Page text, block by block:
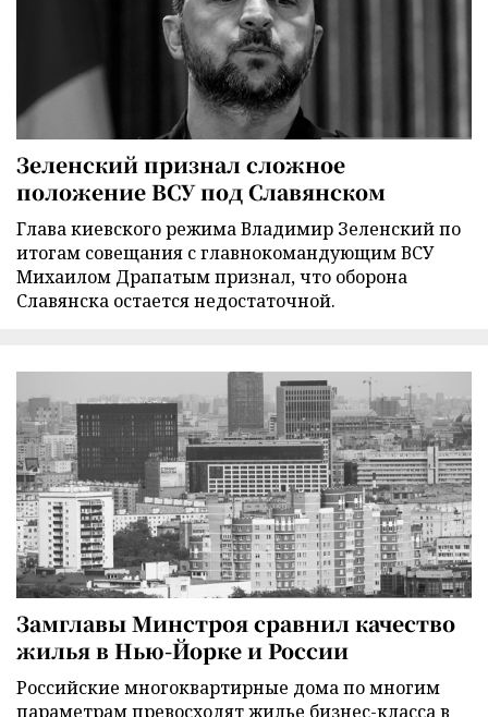
Зеленский признал сложное
положение ВСУ под Славянском
Глава киевского режима Владимир Зеленский по
итогам совещания с главнокомандующим ВСУ
Михаилом Драпатым признал, что оборона
Славянска остается недостаточной.
Замглавы Минстроя сравнил качество
жилья в Нью-Йорке и России
Российские многоквартирные дома по многим
параметрам превосходят жилье бизнес-класса в